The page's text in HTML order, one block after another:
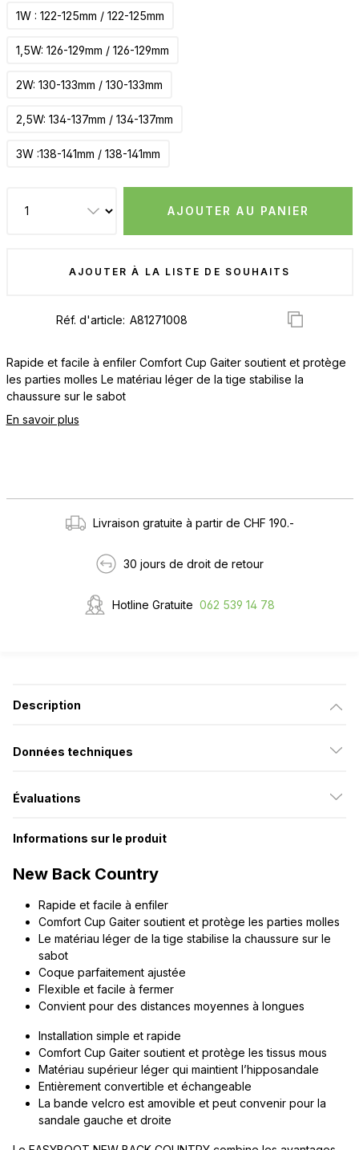
1W : 122-125mm / 122-125mm
1,5W: 126-129mm / 126-129mm
2W: 130-133mm / 130-133mm
2,5W: 134-137mm / 134-137mm
3W :138-141mm / 138-141mm
AJOUTER AU PANIER
AJOUTER À LA LISTE DE SOUHAITS
Réf. d'article:
Rapide et facile à enfiler Comfort Cup Gaiter soutient et protège
les parties molles Le matériau léger de la tige stabilise la
chaussure sur le sabot
En savoir plus
Livraison gratuite à partir de CHF 190.-
30 jours de droit de retour
Hotline Gratuite 062 539 14 78
Description
Données techniques
Évaluations
Informations sur le produit
New Back Country
Rapide et facile à enfiler
Comfort Cup Gaiter soutient et protège les parties molles
Le matériau léger de la tige stabilise la chaussure sur le
sabot
Coque parfaitement ajustée
Flexible et facile à fermer
Convient pour des distances moyennes à longues
Installation simple et rapide
Comfort Cup Gaiter soutient et protège les tissus mous
Matériau supérieur léger qui maintient l’hipposandale
Entièrement convertible et échangeable
La bande velcro est amovible et peut convenir pour la
sandale gauche et droite